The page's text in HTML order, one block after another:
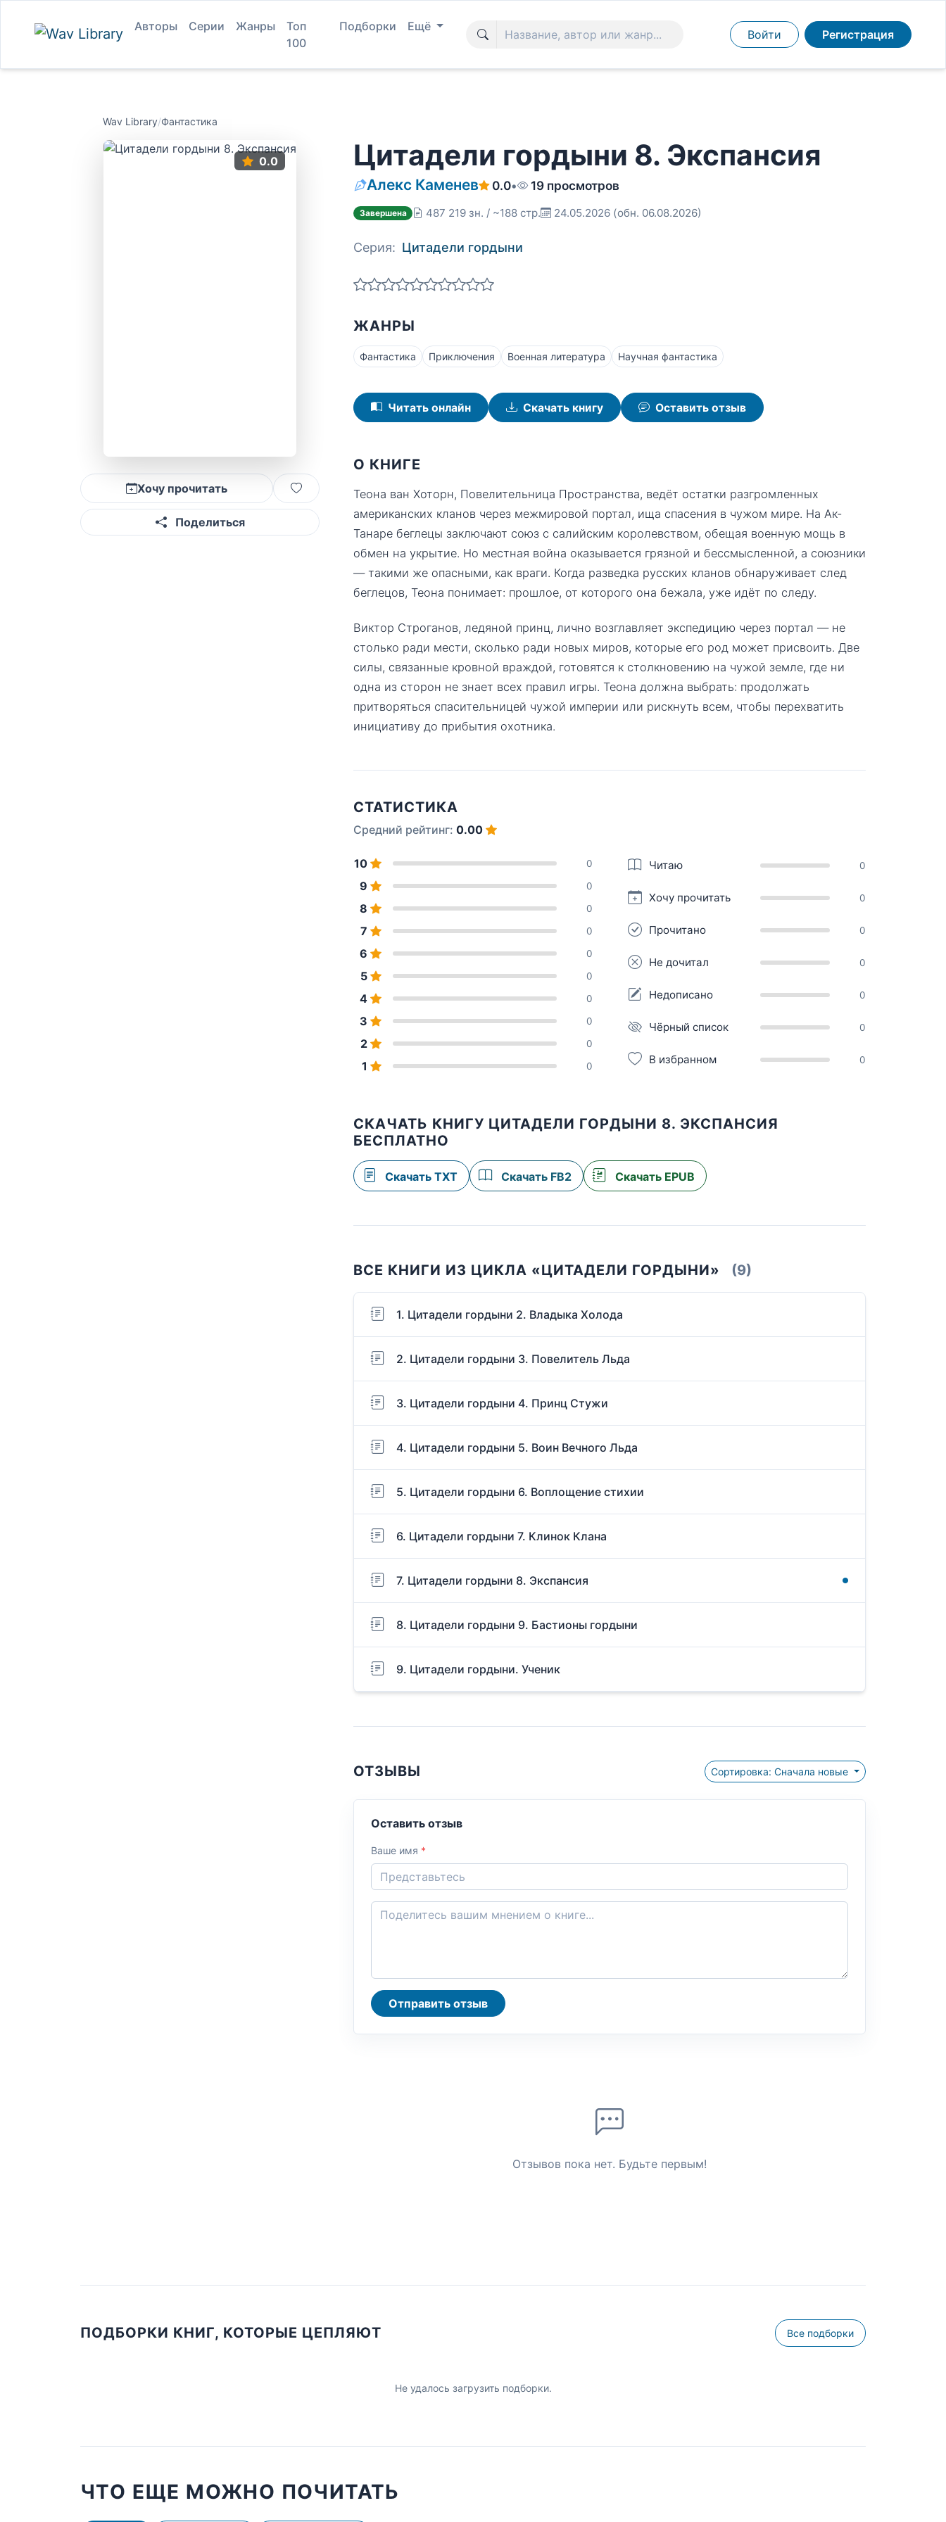
Авторы Серии Жанры
Топ
100
Подборки Ещё
Войти Регистрация
Wav Library/Фантастика
0.0
Хочу прочитать
Поделиться
Цитадели гордыни 8. Экспансия
Алекс Каменев 0.0• 19 просмотров
Завершена 487 219 зн. / ~188 стр. 24.05.2026 (обн. 06.08.2026)
Серия: Цитадели гордыни
ЖАНРЫ
Фантастика Приключения Военная литература Научная фантастика
Читать онлайн Скачать книгу Оставить отзыв
О КНИГЕ
Теона ван Хоторн, Повелительница Пространства, ведёт остатки разгромленных
американских кланов через межмировой портал, ища спасения в чужом мире. На Ак-
Танаре беглецы заключают союз с салийским королевством, обещая военную мощь в
обмен на укрытие. Но местная война оказывается грязной и бессмысленной, а союзники
— такими же опасными, как враги. Когда разведка русских кланов обнаруживает след
беглецов, Теона понимает: прошлое, от которого она бежала, уже идёт по следу.
Виктор Строганов, ледяной принц, лично возглавляет экспедицию через портал — не
столько ради мести, сколько ради новых миров, которые его род может присвоить. Две
силы, связанные кровной враждой, готовятся к столкновению на чужой земле, где ни
одна из сторон не знает всех правил игры. Теона должна выбрать: продолжать
притворяться спасительницей чужой империи или рискнуть всем, чтобы перехватить
инициативу до прибытия охотника.
СТАТИСТИКА
Средний рейтинг: 0.00
10 0
9 0
8 0
7 0
6 0
5 0
4 0
3 0
2 0
1 0
Читаю 0
Хочу прочитать 0
Прочитано 0
Не дочитал 0
Недописано 0
Чёрный список 0
В избранном 0
СКАЧАТЬ КНИГУ ЦИТАДЕЛИ ГОРДЫНИ 8. ЭКСПАНСИЯ
БЕСПЛАТНО
Скачать TXT Скачать FB2 Скачать EPUB
ВСЕ КНИГИ ИЗ ЦИКЛА «ЦИТАДЕЛИ ГОРДЫНИ» (9)
1. Цитадели гордыни 2. Владыка Холода
2. Цитадели гордыни 3. Повелитель Льда
3. Цитадели гордыни 4. Принц Стужи
4. Цитадели гордыни 5. Воин Вечного Льда
5. Цитадели гордыни 6. Воплощение стихии
6. Цитадели гордыни 7. Клинок Клана
7. Цитадели гордыни 8. Экспансия
8. Цитадели гордыни 9. Бастионы гордыни
9. Цитадели гордыни. Ученик
ОТЗЫВЫ Сортировка: Сначала новые
Оставить отзыв
Ваше имя *
Отправить отзыв
Отзывов пока нет. Будьте первым!
ПОДБОРКИ КНИГ, КОТОРЫЕ ЦЕПЛЯЮТ Все подборки
Не удалось загрузить подборки.
ЧТО ЕЩЕ МОЖНО ПОЧИТАТЬ